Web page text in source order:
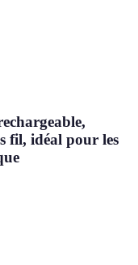
fil, idéal pour les